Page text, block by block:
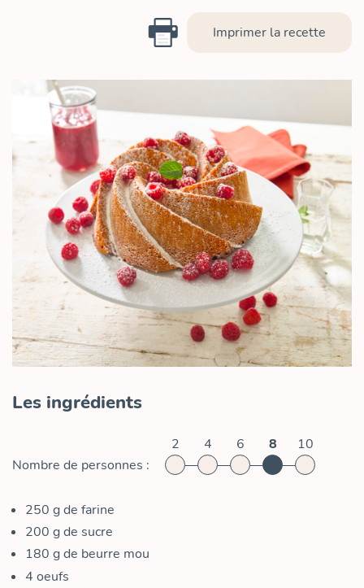
Imprimer la recette
Les ingrédients
Nombre de personnes :
2 4 6 8 10
250 gde farine
200 gde sucre
180 gde beurre mou
4 oeufs